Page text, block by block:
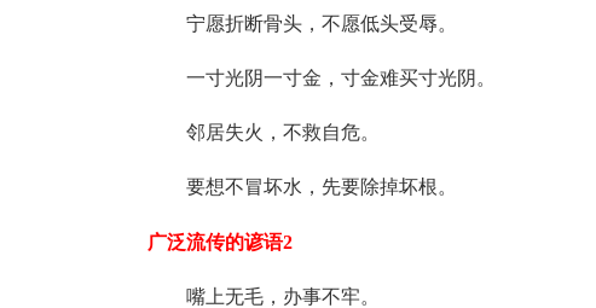
宁愿折断骨头，不愿低头受辱。
一寸光阴一寸金，寸金难买寸光阴。
邻居失火，不救自危。
要想不冒坏水，先要除掉坏根。
广泛流传的谚语2
嘴上无毛，办事不牢。